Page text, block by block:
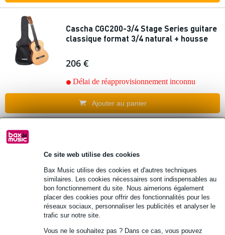
Ce site web utilise des cookies
Bax Music utilise des cookies et d'autres techniques
similaires. Les cookies nécessaires sont indispensables au
bon fonctionnement du site. Nous aimerions également
placer des cookies pour offrir des fonctionnalités pour les
réseaux sociaux, personnaliser les publicités et analyser le
trafic sur notre site.
Vous ne le souhaitez pas ? Dans ce cas, vous pouvez
Cascha CGC200-3/4 Stage Series guitare
classique format 3/4 natural + housse
206 €
Délai de réapprovisionnement inconnu
Ajouter au panier